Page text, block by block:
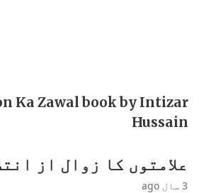
Ka Zawal book by Intizar
Hussain
علامتوں کا زوال از
3 سال ago